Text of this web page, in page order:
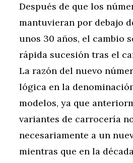
Después de que los
mantuvieran por debajo
unos 30 años, el cambio
rápida sucesión tras el
La razón del nuevo
lógica en la
modelos, ya que
variantes de carrocería
necesariamente a un
mientras que en la